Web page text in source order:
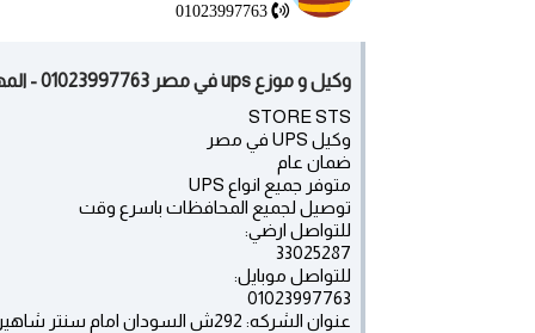
01023997763
وكيل و موزع ups في مصر 01023997763 - المهندسين
STORE STS
وكيل UPS في مصر
ضمان عام
متوفر جميع انواع UPS
توصيل لجميع المحافظات باسرع وقت
للتواصل ارضي:
33025287
للتواصل موبايل:
01023997763
عنوان الشركه: 292ش السودان امام سنتر شاهين المهندسين - الجيزه